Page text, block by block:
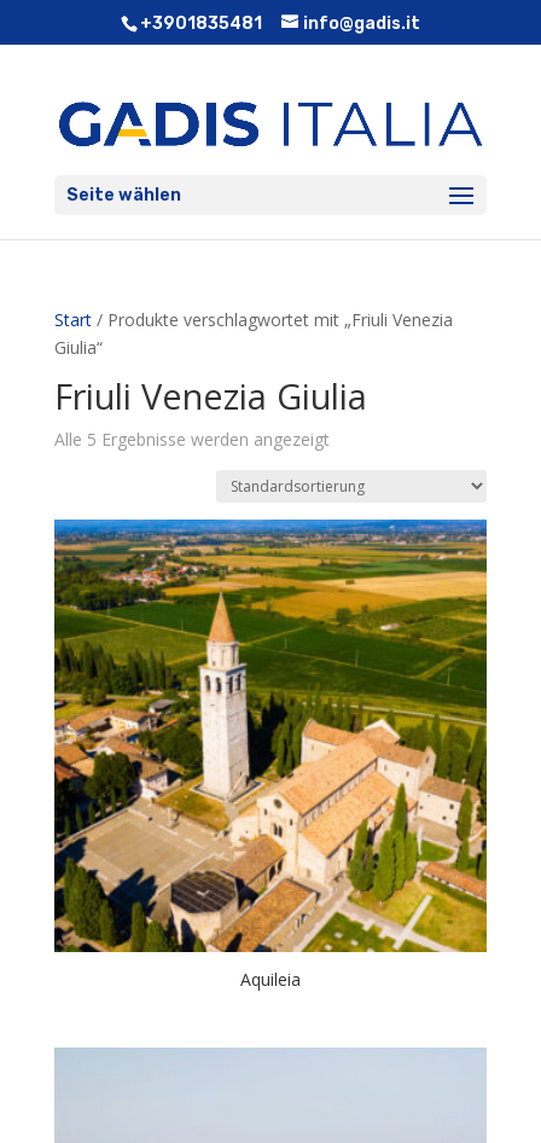
+3901835481 info@gadis.it
Seite wählen
Start/ Produkte verschlagwortet mit „Friuli Venezia
Giulia“
Friuli Venezia Giulia
Alle 5 Ergebnisse werden angezeigt
Aquileia